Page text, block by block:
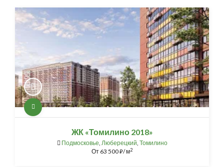
ЖК «Томилино 2018»
Подмосковье, Люберецкий, Томилино
От 63 500⃏/ м2